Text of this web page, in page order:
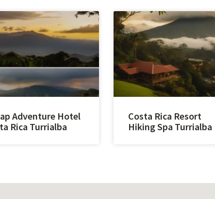
Adventure Hotel
Rica Turrialba
Costa Rica Resort
Hiking Spa Turrialba